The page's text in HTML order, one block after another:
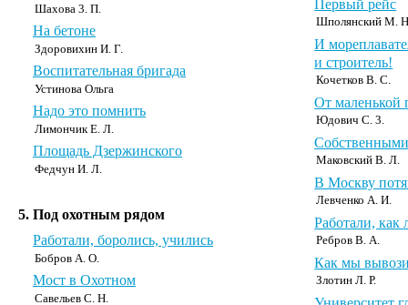
Шахова 3. П.
На бетоне
Здоровихин И. Г.
Воспитательная бригада
Устинова Ольга
Надо это помнить
Лимончик Е. Л.
Площадь Дзержинского
Федчун И. Л.
5. Под охотным рядом
Работали, боролись, учились
Бобров А. О.
Мост в Охотном
Савельев С. Н.
Первый рейс
Шполянский М.
И
и строитель!
Кочетков В. С.
От
Юдович С. 3.
Маковский В. Л.
В Москву
Левченко А. И.
Работали, как
Ребров В. А.
Как мы
Злотин Л. Р.